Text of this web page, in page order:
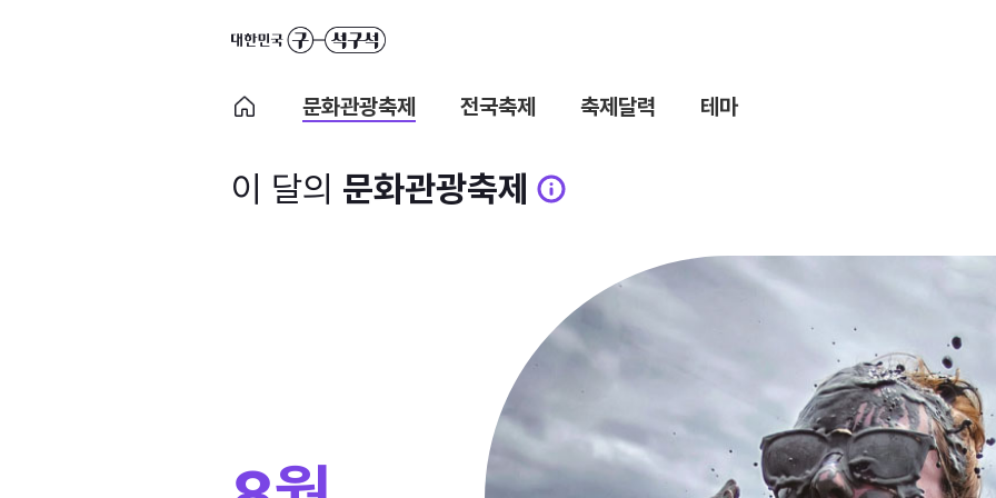
문화관광축제 전국축제 축제달력 테마
이 달의 문화관광축제